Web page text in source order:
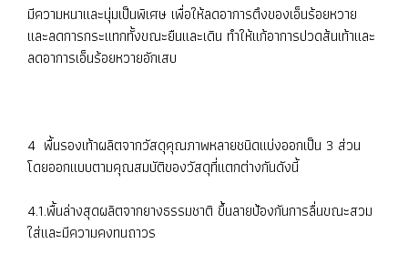
มีความหนาและนุ่มเป็นพิเศษ เพื่อให้ลดอาการตึงของเอ็นร้อยหวาย
และลดการกระแทกทั้งขณะยืนและเดิน ทำให้แก้อาการปวดส้นเท้าและ
ลดอาการเอ็นร้อยหวายอักเสบ
4 พื้นรองเท้าผลิตจากวัสดุคุณภาพหลายชนิดแบ่งออกเป็น 3 ส่วน
โดยออกแบบตามคุณสมบัติของวัสดุที่แตกต่างกันดังนี้
4.1.พื้นล่างสุดผลิตจากยางธรรมชาติ ขึ้นลายป้องกันการลื่นขณะสวม
ใส่และมีความคงทนถาวร